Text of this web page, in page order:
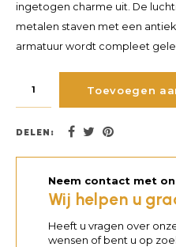
ingetogen charme uit. De
metalen staven met een
armatuur wordt compleet
Toevoegen
DELEN:
Neem contact met
Wij helpen u
Heeft u vragen over
wensen of bent u op